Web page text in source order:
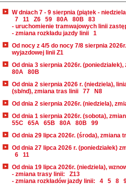
W dniach 7 - 9 sierpnia (piątek -
7
11 Z6 59 80A 80B
83
- uruchomienie tramwajowych linii
- zmiana rozkładu jazdy linii
1
Od nocy z 4/5 do nocy 7/8 sierpnia
wyjazdowej linii Z1
Od dnia 3 sierpnia 2026r.
80A
80B
Od dnia 2 sierpnia 2026 r. (niedziela),
(sb/nd), zmiana tras linii
77
N8
Od dnia 2 sierpnia 2026r. (niedziela),
Od dnia 1 sierpnia 2026r. (sobota),
55C
65A 65B 80A 80B
99
Od dnia 29 lipca 2026r. (środa), zmiana
Od dnia 27 lipca 2026 r. (poniedziałek)
6
11
Od dnia 19 lipca 2026r. (niedziela),
- zmiana trasy linii:
Z13
- zmiana rozkładów jazdy linii:
4 5 8